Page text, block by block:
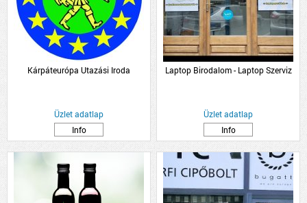
Kárpáteurópa Utazási Iroda
Üzlet adatlap
Info
Laptop Birodalom - Laptop Szerviz
Üzlet adatlap
Info